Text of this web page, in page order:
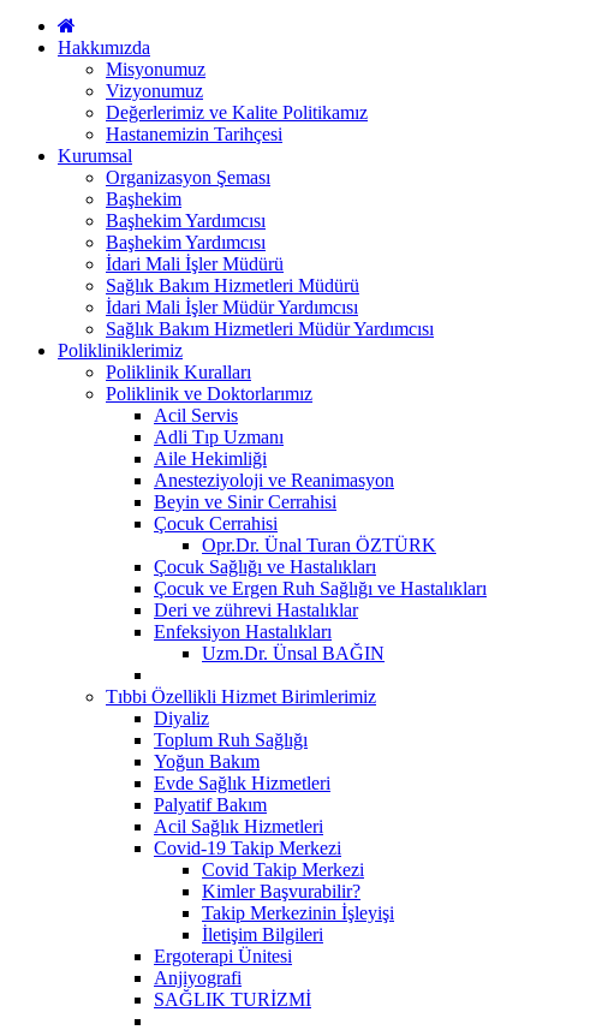
Hakkımızda
Misyonumuz
Vizyonumuz
Değerlerimiz ve Kalite Politikamız
Hastanemizin Tarihçesi
Kurumsal
Organizasyon Şeması
Başhekim
Başhekim Yardımcısı
Başhekim Yardımcısı
İdari Mali İşler Müdürü
Sağlık Bakım Hizmetleri Müdürü
İdari Mali İşler Müdür Yardımcısı
Sağlık Bakım Hizmetleri Müdür Yardımcısı
Polikliniklerimiz
Poliklinik Kuralları
Poliklinik ve Doktorlarımız
Acil Servis
Adli Tıp Uzmanı
Aile Hekimliği
Anesteziyoloji ve Reanimasyon
Beyin ve Sinir Cerrahisi
Çocuk Cerrahisi
Opr.Dr. Ünal Turan ÖZTÜRK
Çocuk Sağlığı ve Hastalıkları
Çocuk ve Ergen Ruh Sağlığı ve Hastalıkları
Deri ve zührevi Hastalıklar
Enfeksiyon Hastalıkları
Uzm.Dr. Ünsal BAĞIN
Tıbbi Özellikli Hizmet Birimlerimiz
Diyaliz
Toplum Ruh Sağlığı
Yoğun Bakım
Evde Sağlık Hizmetleri
Palyatif Bakım
Acil Sağlık Hizmetleri
Covid-19 Takip Merkezi
Covid Takip Merkezi
Kimler Başvurabilir?
Takip Merkezinin İşleyişi
İletişim Bilgileri
Ergoterapi Ünitesi
Anjiyografi
SAĞLIK TURİZMİ